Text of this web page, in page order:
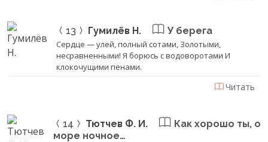
13 Гумилёв Н. У берега
Сердце — улей, полный сотами, Золотыми,
несравненными! Я борюсь с водоворотами И
клокочущими пенами.
Читать
14 Тютчев Ф. И.
Как хорошо ты, о
море ночное…